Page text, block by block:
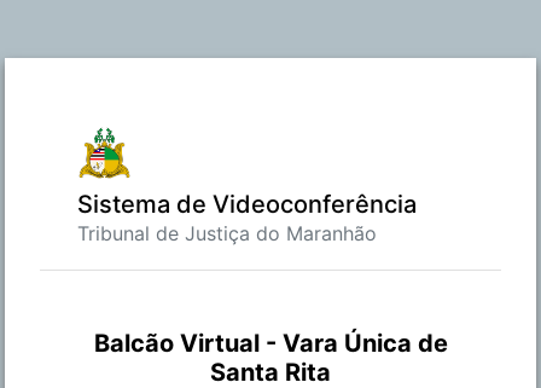
Sistema de Videoconferência
Tribunal de Justiça do Maranhão
Balcão Virtual - Vara Única de
Santa Rita